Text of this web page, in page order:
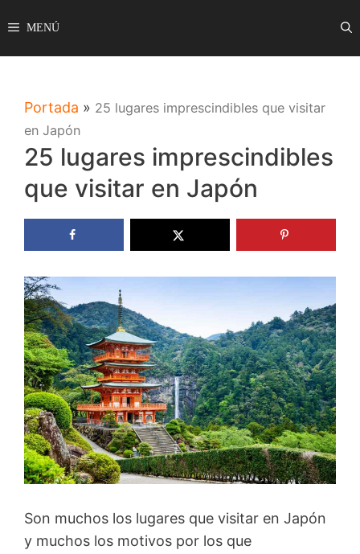
al
contenido
MENÚ
Portada » 25 lugares imprescindibles que visitar
en Japón
25 lugares imprescindibles
que visitar en Japón
Son muchos los lugares que visitar en Japón
y muchos los motivos por los que